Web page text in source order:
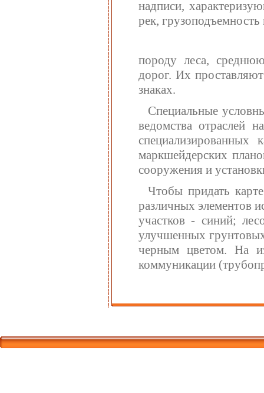
надписи,
рек,
породу леса,
дорог. Их
знаках.
Специальные
ведомства отраслей
маркшейдерских
сооружения и
Чтобы придать
различных элементов
участков - синий;
улучшенных
черным цветом. На
коммуникации